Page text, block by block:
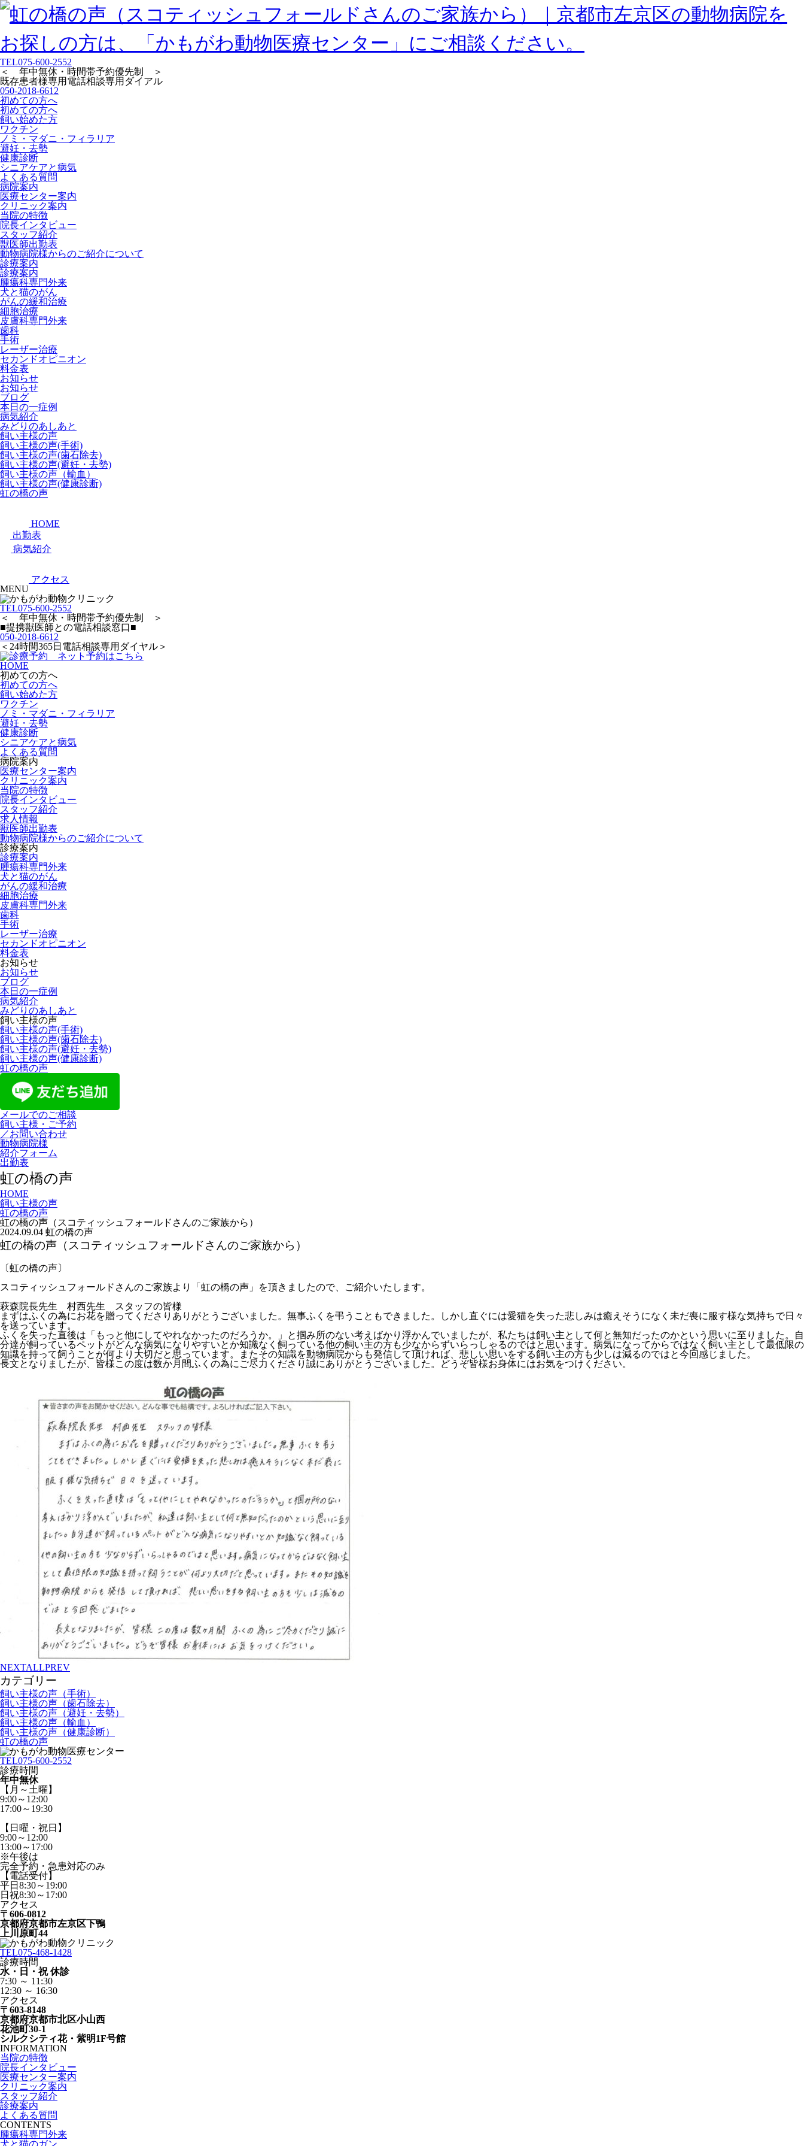
TEL075-600-2552
＜ 年中無休・時間帯予約優先制 ＞
既存患者様専用 電話相談専用ダイアル
050-2018-6612
初めての方へ
初めての方へ
飼い始めた方
ワクチン
ノミ・マダニ・フィラリア
避妊・去勢
健康診断
シニアケアと病気
よくある質問
病院案内
医療センター案内
クリニック案内
当院の特徴
院長インタビュー
スタッフ紹介
獣医師出勤表
動物病院様からのご紹介について
診療案内
診療案内
腫瘍科専門外来
犬と猫のがん
がんの緩和治療
細胞治療
皮膚科専門外来
歯科
手術
レーザー治療
セカンドオピニオン
料金表
お知らせ
お知らせ
ブログ
本日の一症例
病気紹介
みどりのあしあと
飼い主様の声
飼い主様の声(手術)
飼い主様の声(歯石除去)
飼い主様の声(避妊・去勢)
飼い主様の声（輸血）
飼い主様の声(健康診断)
虹の橋の声
HOME
出勤表
病気紹介
アクセス
MENU
TEL075-600-2552
＜ 年中無休・時間帯予約優先制 ＞
■提携獣医師との電話相談窓口■
050-2018-6612
＜24時間365日電話相談専用ダイヤル＞
HOME
初めての方へ
初めての方へ
飼い始めた方
ワクチン
ノミ・マダニ・フィラリア
避妊・去勢
健康診断
シニアケアと病気
よくある質問
病院案内
医療センター案内
クリニック案内
当院の特徴
院長インタビュー
スタッフ紹介
求人情報
獣医師出勤表
動物病院様からのご紹介について
診療案内
診療案内
腫瘍科専門外来
犬と猫のがん
がんの緩和治療
細胞治療
皮膚科専門外来
歯科
手術
レーザー治療
セカンドオピニオン
料金表
お知らせ
お知らせ
ブログ
本日の一症例
病気紹介
みどりのあしあと
飼い主様の声
飼い主様の声(手術)
飼い主様の声(歯石除去)
飼い主様の声(避妊・去勢)
飼い主様の声(健康診断)
虹の橋の声
メールでのご相談
飼い主様・ご予約
／お問い合わせ
動物病院様
紹介フォーム
出勤表
虹の橋の声
HOME
飼い主様の声
虹の橋の声
虹の橋の声（スコティッシュフォールドさんのご家族から）
2024.09.04 虹の橋の声
虹の橋の声（スコティッシュフォールドさんのご家族から）
〔虹の橋の声〕
スコティッシュフォールドさんのご家族より「虹の橋の声」を頂きましたので、ご紹介いたします。
萩森院長先生 村西先生 スタッフの皆様
まずはふくの為にお花を贈ってくださりありがとうございました。無事ふくを弔うこともできました。しかし直ぐには愛猫を失った悲しみは癒えそうになく未だ喪に服す様な気持ちで日々
を送っています。
ふくを失った直後は「もっと他にしてやれなかったのだろうか。」と掴み所のない考えばかり浮かんでいましたが、私たちは飼い主として何と無知だったのかという思いに至りました。自
分達が飼っているペットがどんな病気になりやすいとか知識なく飼っている他の飼い主の方も少なからずいらっしゃるのではと思います。病気になってからではなく飼い主として最低限の
知識を持って飼うことが何より大切だと思っています。またその知識を動物病院からも発信して頂ければ、悲しい思いをする飼い主の方も少しは減るのではと今回感じました。
長文となりましたが、皆様この度は数か月間ふくの為にご尽力くださり誠にありがとうございました。どうぞ皆様お身体にはお気をつけください。
NEXTALLPREV
カテゴリー
飼い主様の声（手術）
飼い主様の声（歯石除去）
飼い主様の声（避妊・去勢）
飼い主様の声（輸血）
飼い主様の声（健康診断）
虹の橋の声
TEL075-600-2552
診療時間
年中無休
【月～土曜】
9:00～12:00
17:00～19:30
【日曜・祝日】
9:00～12:00
13:00～17:00
※午後は
完全予約・急患対応のみ
【電話受付】
平日8:30～19:00
日祝8:30～17:00
アクセス
〒606-0812
京都府京都市左京区下鴨
上川原町44
TEL075-468-1428
診療時間
水・日・祝 休診
7:30 ～ 11:30
12:30 ～ 16:30
アクセス
〒603-8148
京都府京都市北区小山西
花池町30-1
シルクシティ花・紫明1F号館
INFORMATION
当院の特徴
院長インタビュー
医療センター案内
クリニック案内
スタッフ紹介
診療案内
よくある質問
CONTENTS
腫瘍科専門外来
犬と猫のガン